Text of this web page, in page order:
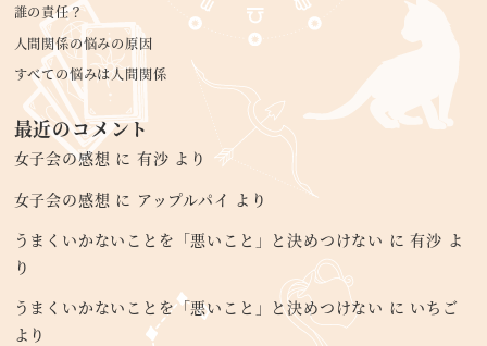
誰の責任？
人間関係の悩みの原因
すべての悩みは人間関係
最近のコメント
女子会の感想 に 有沙 より
女子会の感想 に アップルパイ より
うまくいかないことを「悪いこと」と決めつけない に有沙 よ
り
うまくいかないことを「悪いこと」と決めつけない に いちご
より